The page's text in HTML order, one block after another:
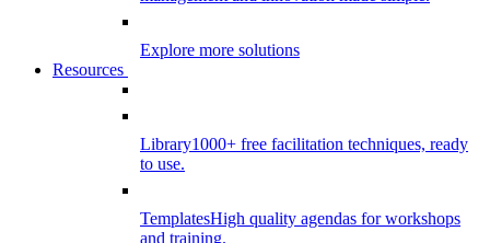
Explore more solutions
Resources
Library1000+ free facilitation techniques, ready
to use.
TemplatesHigh quality agendas for workshops
and training.